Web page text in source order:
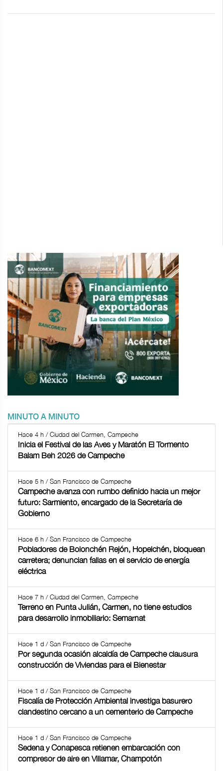
MINUTO A MINUTO
Hace 4 h / Ciudad del Carmen, Campeche
Inicia el Festival de las Aves y Maratón El Tormento
Balam Beh 2026 de Campeche
Hace 5 h / San Francisco de Campeche
Campeche avanza con rumbo definido hacia un mejor
futuro: Sarmiento, encargado de la Secretaría de
Gobierno
Hace 6 h / San Francisco de Campeche
Pobladores de Bolonchén Rejón, Hopelchén, bloquean
carretera; denuncian fallas en el servicio de energía
eléctrica
Hace 7 h / Ciudad del Carmen, Campeche
Terreno en Punta Julián, Carmen, no tiene estudios
para desarrollo inmobiliario: Semarnat
Hace 1 d / San Francisco de Campeche
Por segunda ocasión alcaldía de Campeche clausura
construcción de Viviendas para el Bienestar
Hace 1 d / San Francisco de Campeche
Fiscalía de Protección Ambiental investiga basurero
clandestino cercano a un cementerio de Campeche
Hace 1 d / San Francisco de Campeche
Sedena y Conapesca retienen embarcación con
compresor de aire en Villamar, Champotón